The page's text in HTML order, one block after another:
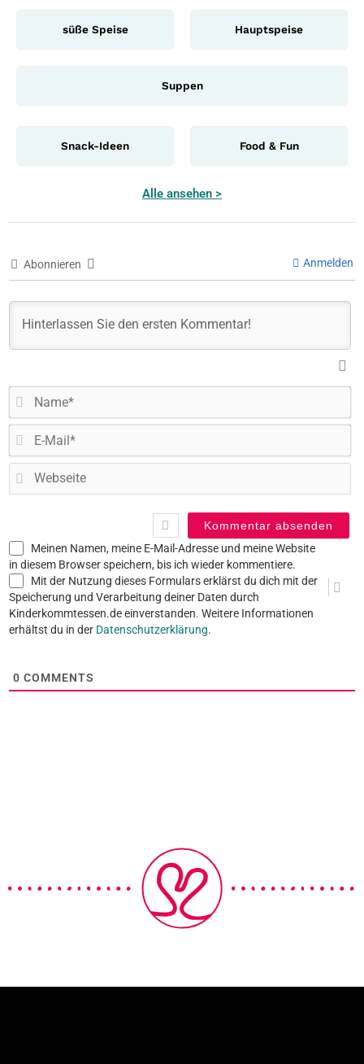
süße Speise Hauptspeise
Suppen
Snack-Ideen Food & Fun
Alle ansehen >
Abonnieren Anmelden
Meinen Namen, meine E-Mail-Adresse und meine Website
in diesem Browser speichern, bis ich wieder kommentiere.
Mit der Nutzung dieses Formulars erklärst du dich mit der
Speicherung und Verarbeitung deiner Daten durch
Kinderkommtessen.de einverstanden. Weitere Informationen
erhältst du in der Datenschutzerklärung.
0 COMMENTS